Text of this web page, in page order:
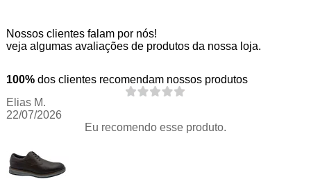
Nossos clientes falam por nós!
veja algumas avaliações de produtos da nossa loja.
100% dos clientes recomendam nossos produtos
Elias M.
22/07/2026
Eu recomendo esse produto.